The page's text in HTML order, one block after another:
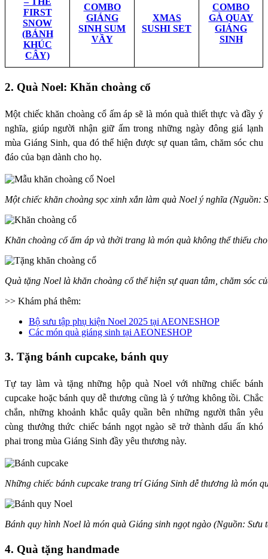
FIRST
SNOW
(BÁNH
KHÚC
CÂY)
COMBO
GIÁNG
SINH SUM
VẦY
XMAS
SUSHI SET
COMBO
GÀ QUAY
GIÁNG
SINH
2. Quà Noel: Khăn choàng cổ
Một chiếc khăn choàng cổ ấm áp sẽ là món quà thiết thực và đầy ý
nghĩa, giúp người nhận giữ ấm trong những ngày đông giá lạnh
mùa Giáng Sinh, qua đó thể hiện được sự quan tâm, chăm sóc chu
đáo của bạn dành cho họ.
Một chiếc khăn choàng sọc xinh xắn làm quà Noel ý nghĩa (Nguồn:
Khăn choàng cổ ấm áp và thời trang là món quà không thể thiếu
Quà tặng Noel là khăn choàng cổ thể hiện sự quan tâm, chăm sóc
>> Khám phá thêm:
Bộ sưu tập phụ kiện Noel 2025 tại AEONESHOP
Các món quà giáng sinh tại AEONESHOP
3. Tặng bánh cupcake, bánh quy
Tự tay làm và tặng những hộp quà Noel với những chiếc bánh
cupcake hoặcbánh quydễ thương cũng là ý tưởng không tồi. Chắc
chắn, những khoảnh khắc quây quần bên những người thân yêu
cùng thưởng thức chiếc bánh ngọt ngào sẽ trở thành dấu ấn khó
phai trong mùa Giáng Sinh đầy yêu thương này.
Những chiếc bánh cupcake trang trí Giáng Sinh dễ thương là món
Bánh quy hình Noel là món quà Giáng sinh ngọt ngào (Nguồn: Sưu
4. Quà tặng handmade